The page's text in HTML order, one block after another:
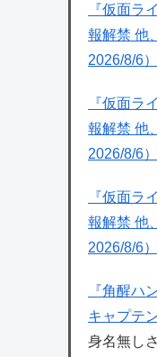
『仮面ラ
報解禁 他
2026/8/6）
『仮面ラ
報解禁 他
2026/8/6）
『仮面ラ
報解禁 他
2026/8/6）
『角醒ハ
キャプテ
身名無し